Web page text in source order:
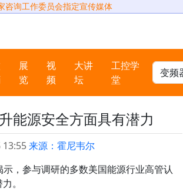
咨询工作委员会指定宣传媒体
展
览
视
频
大讲
坛
工控学
堂
能源安全方面具有潜力
来源：霍尼韦尔
，参与调研的多数美国能源行业高管认
。